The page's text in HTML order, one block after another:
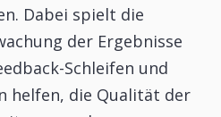
Dabei spielt die
der Ergebnisse
Schleifen und
helfen, die Qualität der